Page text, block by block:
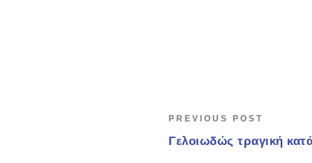
PREVIOUS POST
Γελοιωδώς τραγική